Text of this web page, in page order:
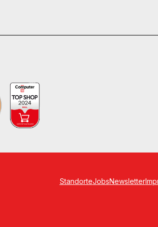
StandorteJobsNewsletter